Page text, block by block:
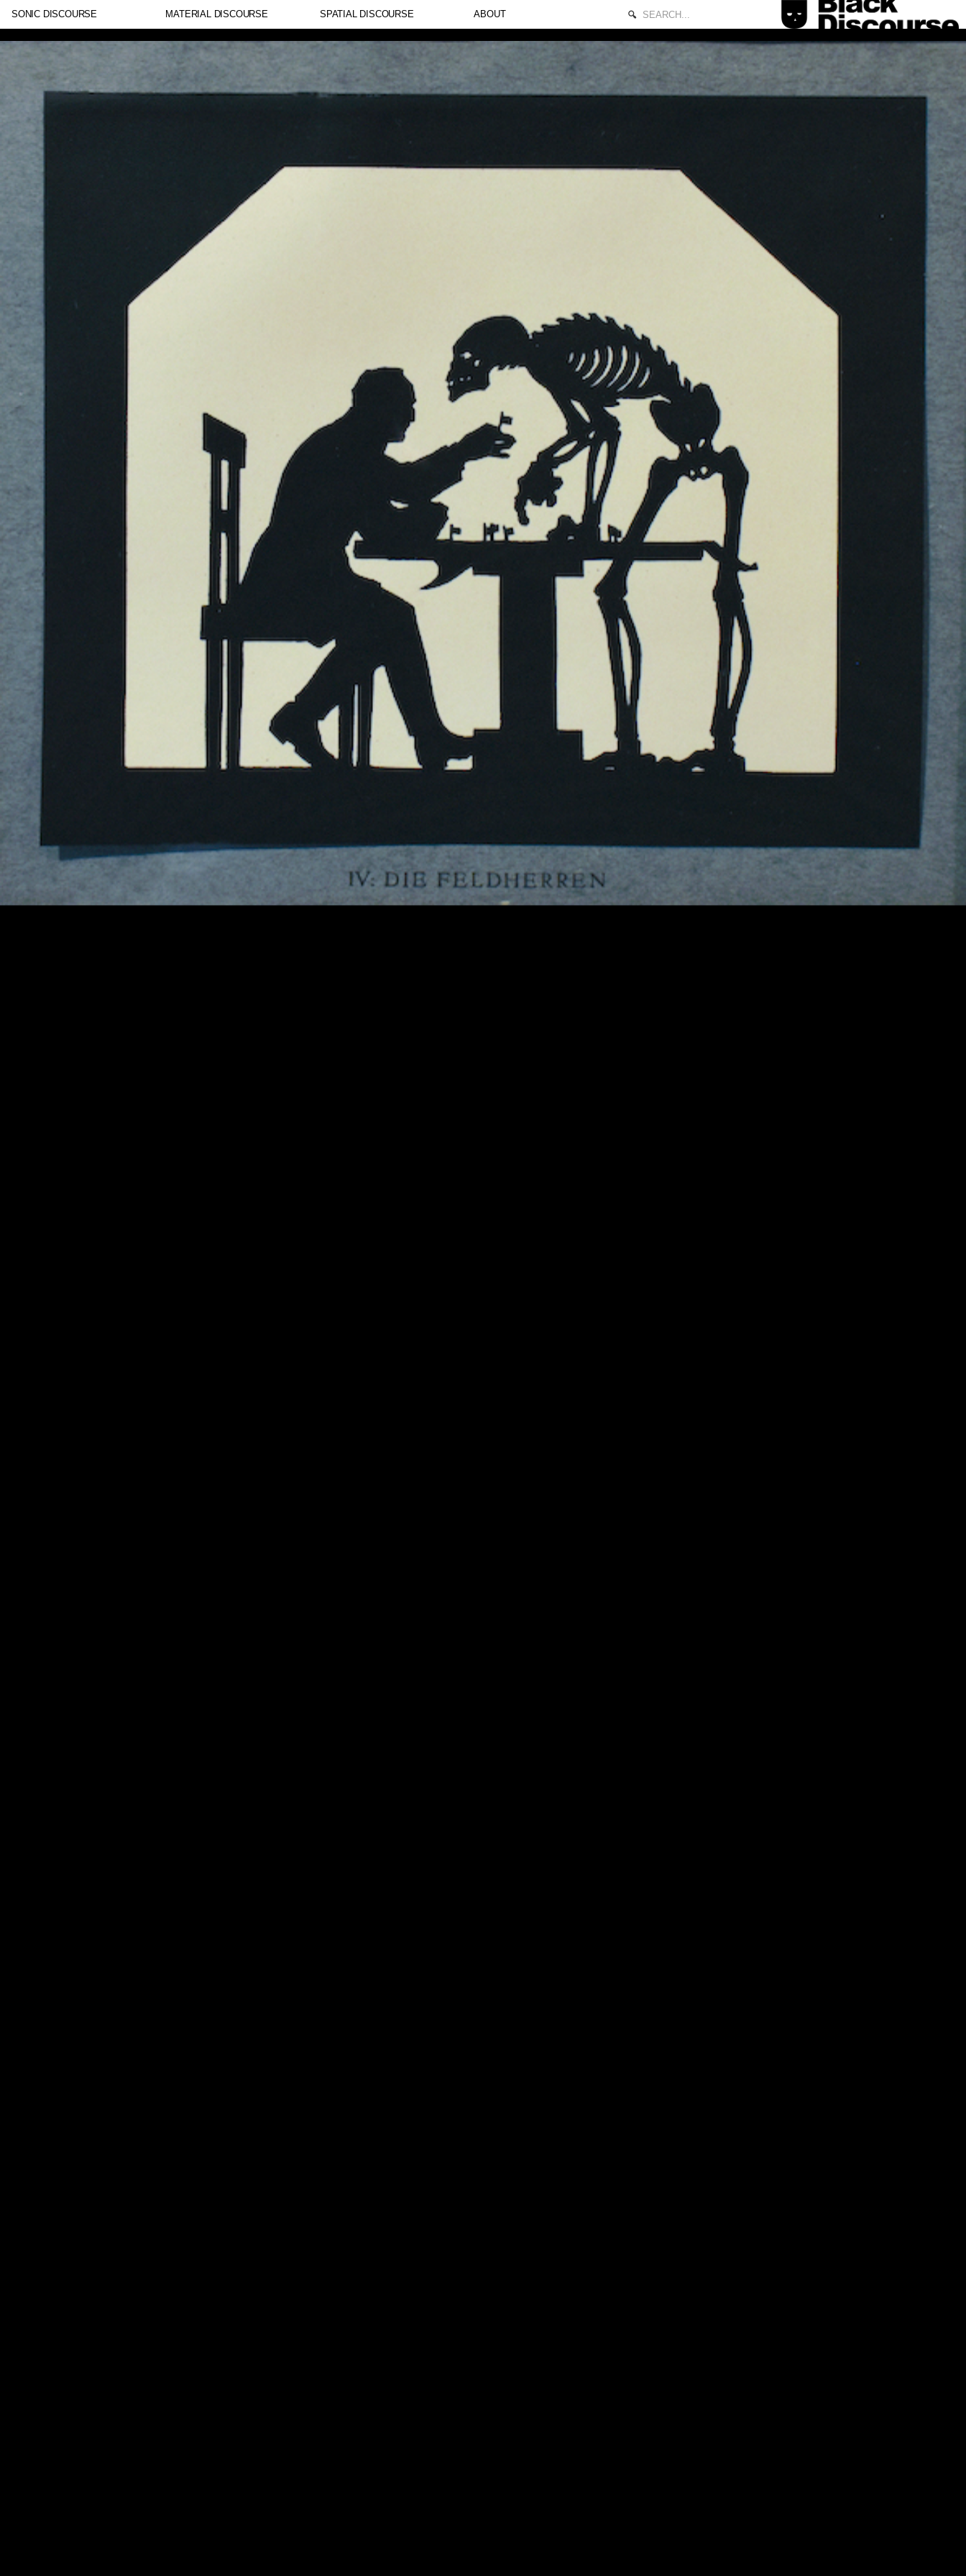
SONIC DISCOURSE MATERIAL DISCOURSE SPATIAL DISCOURSE ABOUT 🔍
Lorem ipsum dolor sit amet, consectetur adipiscing elit. Suspendisse varius enim in eros elementum tristique. Duis cursus, mi quis viverra ornare, eros dolor interdum
nulla, ut commodo diam libero vitae erat. Aenean faucibus nibh et justo cursus id rutrum lorem imperdiet. Nunc ut sem vitae risus tristique posuere.